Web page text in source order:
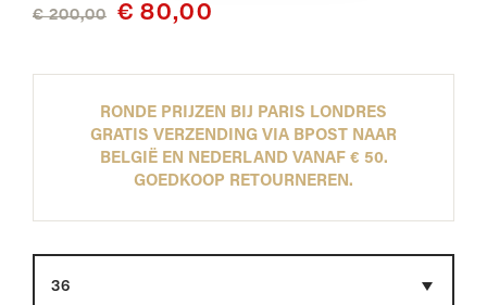
€ 200,00 € 80,00
RONDE PRIJZEN BIJ PARIS LONDRES
GRATIS VERZENDING VIA BPOST NAAR
BELGIË EN NEDERLAND VANAF € 50.
GOEDKOOP RETOURNEREN.